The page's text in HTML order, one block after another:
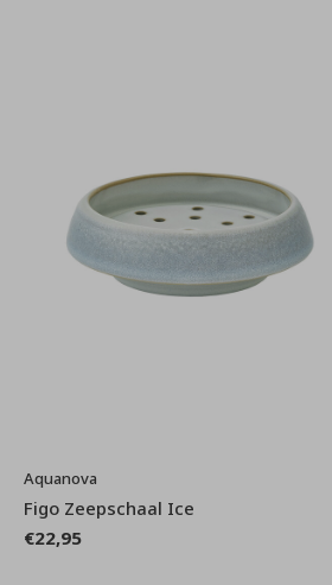
Aquanova
Figo Zeepschaal Ice
€22,95